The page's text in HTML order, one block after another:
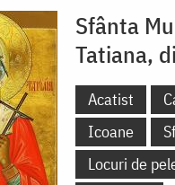
Sfânta
Tatiana,
Acatist
Icoane
Locuri de